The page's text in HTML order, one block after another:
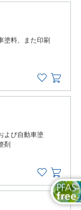
塗料、また印刷
よび自動車塗
剤